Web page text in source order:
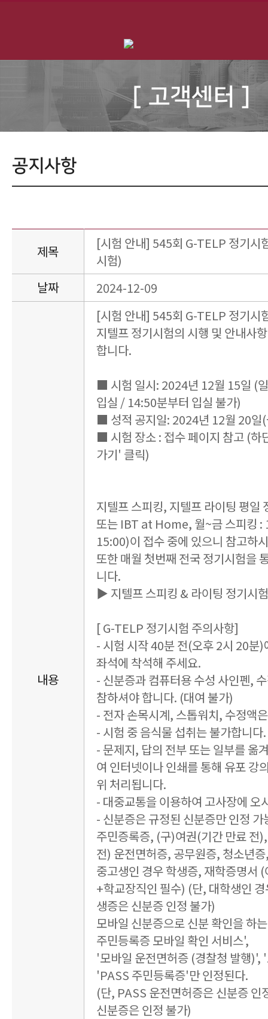
[ 고객센터 ]
공지사항
제목
[시험 안내] 545회 G-TELP 정기
시험)
날짜
2024-12-09
내용
[시험 안내] 545회 G-TELP 정기시
지텔프 정기시험의 시행 및 안내사
합니다.
■ 시험 일시: 2024년 12월 15일 (
입실 / 14:50분부터 입실 불가)
■ 성적 공지일: 2024년 12월 20일
■ 시험 장소 : 접수 페이지 참고 (하
가기' 클릭)
지텔프 스피킹, 지텔프 라이팅 평일
또는 IBT at Home, 월~금 스피킹 :
15:00)이 접수 중에 있으니 참고하
또한 매월 첫번째 전국 정기시험을
니다.
▶ 지텔프 스피킹 & 라이팅 정기시
[ G-TELP 정기시험 주의사항]
- 시험 시작 40분 전(오후 2시 20분)
좌석에 착석해 주세요.
- 신분증과 컴퓨터용 수성 사인펜,
참하셔야 합니다. (대여 불가)
- 전자 손목시계, 스톱워치, 수정액
- 시험 중 음식물 섭취는 불가합니
- 문제지, 답의 전부 또는 일부를 옮
여 인터넷이나 인쇄를 통해 유포 강
위 처리됩니다.
- 대중교통을 이용하여 고사장에 오
- 신분증은 규정된 신분증만 인정 가
주민증록증, (구)여권(기간 만료 전
전) 운전면허증, 공무원증, 청소년
중고생인 경우 학생증, 재학증명서
+학교장직인 필수) (단, 대학생인
생증은 신분증 인정 불가)
모바일 신분증으로 신분 확인을 하
주민등록증 모바일 확인 서비스',
'모바일 운전면허증 (경찰청 발행)',
'PASS 주민등록증'만 인정된다.
(단, PASS 운전면허증은 신분증 인
신분증은 인정 불가)